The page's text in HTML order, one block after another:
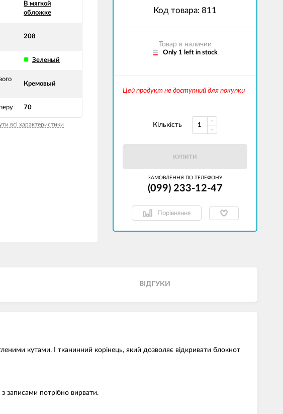
В мягкой
обложке
208
Зеленый
Кремовый
70
всі характеристики
Код товара: 811
Товар в наличии
Only 1 left in stock
Цей продукт не доступний для покупки
Кількість
КУПИТИ
ЗАМОВЛЕННЯ ПО ТЕЛЕФОНУ
(099) 233-12-47
Порівняння
ВІДГУКИ
кутами. І тканинний корінець, який дозволяє відкривати блокнот
записами потрібно вирвати.